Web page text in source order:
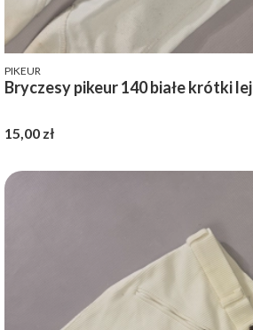
PRODUCENT
PIKEUR
Bryczesy pikeur 140 białe krótki lej
Cena
15,00 zł